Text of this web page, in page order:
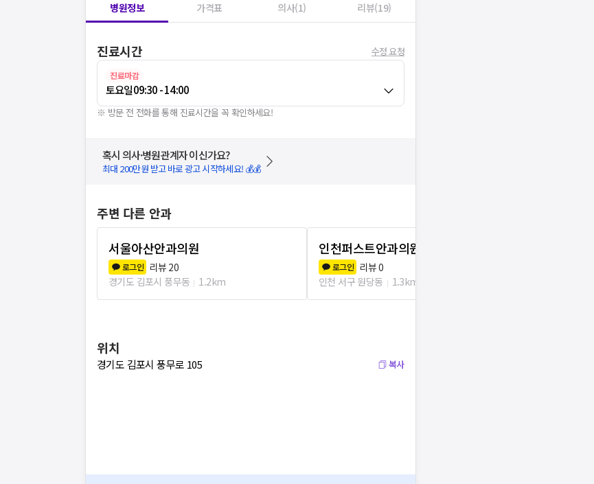
병원정보 가격표 의사(1) 리뷰(19)
진료시간 수정 요청
진료마감
토요일09:30 - 14:00
※ 방문 전 전화를 통해 진료시간을 꼭 확인하세요!
혹시 의사·병원관계자 이신가요?
최대 200만원 받고 바로 광고 시작하세요! 💰💰
주변 다른 안과
서울아산안과의원
로그인 리뷰 20
경기도 김포시 풍무동
1.2km
인천퍼스트안과의원
로그인 리뷰0
인천 서구 원당동
1.3km
위치
경기도 김포시 풍무로 105 복사